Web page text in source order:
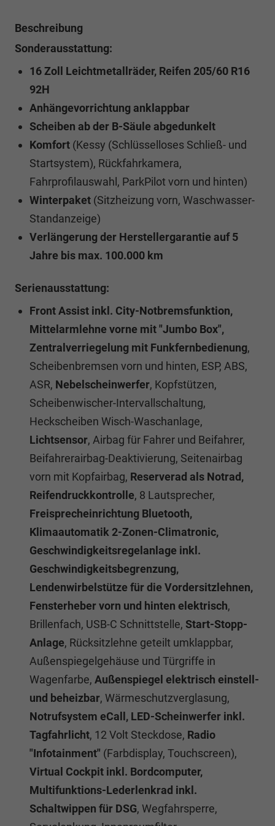
Beschreibung
Sonderausstattung:
16 Zoll Leichtmetallräder, Reifen 205/60 R16
92H
Anhängevorrichtung anklappbar
Scheiben ab der B-Säule abgedunkelt
Komfort (Kessy (Schlüsselloses Schließ- und
Startsystem), Rückfahrkamera,
Fahrprofilauswahl, ParkPilot vorn und hinten)
Winterpaket (Sitzheizung vorn, Waschwasser-
Standanzeige)
Verlängerung der Herstellergarantie auf 5
Jahre bis max. 100.000 km
Serienausstattung:
Front Assist inkl. City-Notbremsfunktion,
Mittelarmlehne vorne mit "Jumbo Box",
Zentralverriegelung mit Funkfernbedienung,
Scheibenbremsen vorn und hinten, ESP, ABS,
ASR, Nebelscheinwerfer, Kopfstützen,
Scheibenwischer-Intervallschaltung,
Heckscheiben Wisch-Waschanlage,
Lichtsensor, Airbag für Fahrer und Beifahrer,
Beifahrerairbag-Deaktivierung, Seitenairbag
vorn mit Kopfairbag, Reserverad als Notrad,
Reifendruckkontrolle, 8 Lautsprecher,
Freisprecheinrichtung Bluetooth,
Klimaautomatik 2-Zonen-Climatronic,
Geschwindigkeitsregelanlage inkl.
Geschwindigkeitsbegrenzung,
Lendenwirbelstütze für die Vordersitzlehnen,
Fensterheber vorn und hinten elektrisch,
Brillenfach, USB-C Schnittstelle, Start-Stopp-
Anlage, Rücksitzlehne geteilt umklappbar,
Außenspiegelgehäuse und Türgriffe in
Wagenfarbe, Außenspiegel elektrisch einstell-
und beheizbar, Wärmeschutzverglasung,
Notrufsystem eCall, LED-Scheinwerfer inkl.
Tagfahrlicht, 12 Volt Steckdose, Radio
"Infotainment" (Farbdisplay, Touchscreen),
Virtual Cockpit inkl. Bordcomputer,
Multifunktions-Lederlenkrad inkl.
Schaltwippen für DSG, Wegfahrsperre,